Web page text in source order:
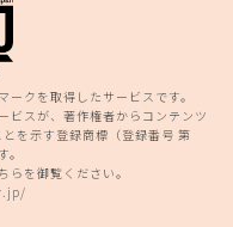
クを取得したサービスです。
ビスが、著作権者からコンテンツ
を示す登録商標（登録番号 第
らを御覧ください。